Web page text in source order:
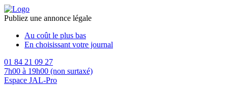
Publiez une annonce légale
Au coût le plus bas
En choisissant votre journal
01 84 21 09 27
7h00 à 19h00 (non surtaxé)
Espace JAL-Pro